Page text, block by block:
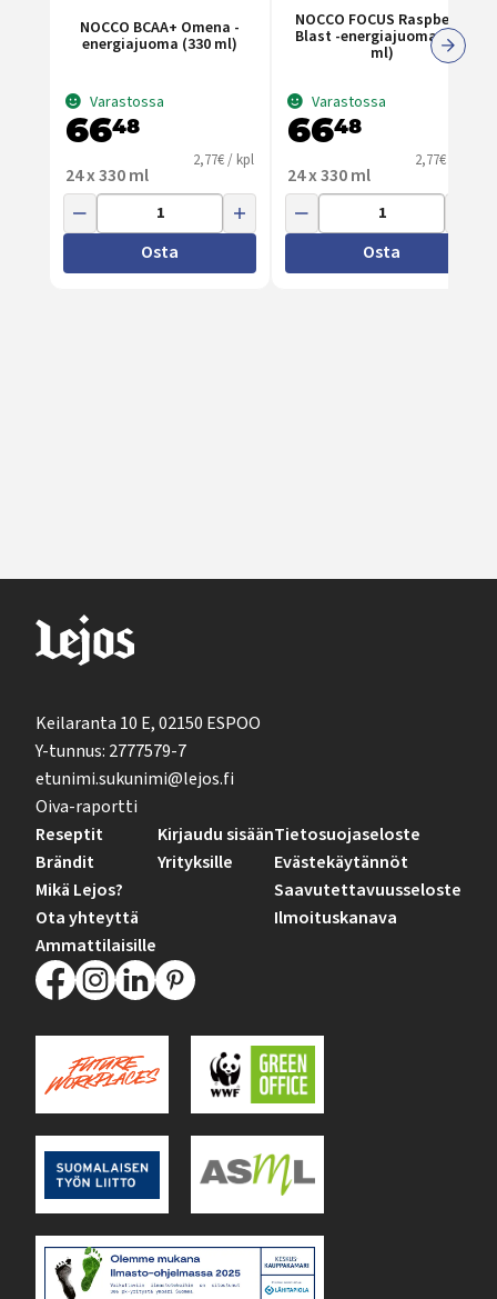
NOCCO BCAA+ Omena -
energiajuoma (330 ml)
Varastossa
6648
24 x 330 ml
2,77€ / kpl
Osta
NOCCO FOCUS Raspberry
Blast -energiajuoma (330
ml)
Varastossa
6648
24 x 330 ml
2,77€ / kpl
Osta
Keilaranta 10 E, 02150 ESPOO
Y-tunnus: 2777579-7
etunimi.sukunimi@lejos.fi
Oiva-raportti
Reseptit
Brändit
Mikä Lejos?
Ota yhteyttä
Ammattilaisille
Kirjaudu sisään
Yrityksille
Tietosuojaseloste
Evästekäytännöt
Saavutettavuusseloste
Ilmoituskanava